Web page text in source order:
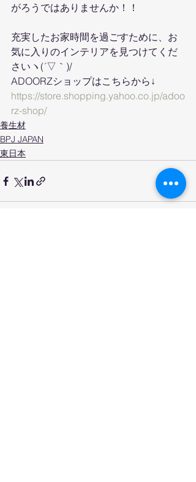
がろうではありませんか！！
充実したお家時間を過ごすために、お
気に入りのインテリアを見つけてくだ
さいヽ(´▽｀)/
ADOORZショップはこちらから↓
https://store.shopping.yahoo.co.jp/adoo
rz-shop/
養生材
BPJ JAPAN
東日本